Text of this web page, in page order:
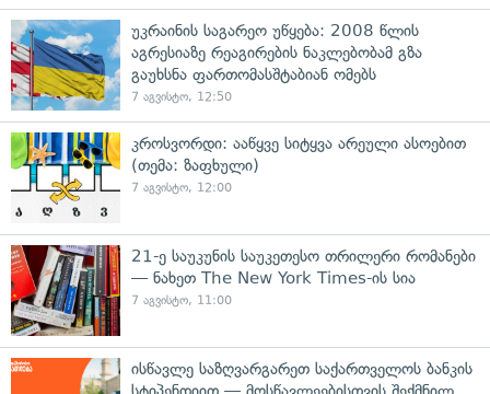
უკრაინის საგარეო უწყება: 2008 წლის
აგრესიაზე რეაგირების ნაკლებობამ გზა
გაუხსნა ფართომასშტაბიან ომებს
7 აგვისტო, 12:50
კროსვორდი: ააწყვე სიტყვა არეული ასოებით
(თემა: ზაფხული)
7 აგვისტო, 12:00
21-ე საუკუნის საუკეთესო თრილერი რომანები
— ნახეთ The New York Times-ის სია
7 აგვისტო, 11:00
ისწავლე საზღვარგარეთ საქართველოს ბანკის